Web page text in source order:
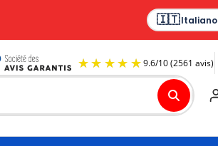
Italiano